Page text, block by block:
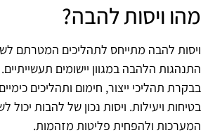
מהו ויסות להבה?
ויסות להבה מתייחס לתהליכים המטרתם
התנהגות הלהבה במגוון יישומים
בבקרת תהליכי ייצור, חימום ותהליכים
בטיחות ויעילות. ויסות נכון של להבות יכול
המערכות ולהפחית פליטות מזהמות.